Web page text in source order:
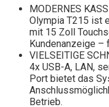
MODERNES
Olympia T215 ist
mit 15 Zoll
Kundenanzeige –
VIELSEITIGE
4x USB-A, LAN,
Port bietet das
Betrieb.